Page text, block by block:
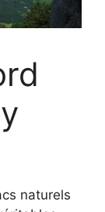
naturels